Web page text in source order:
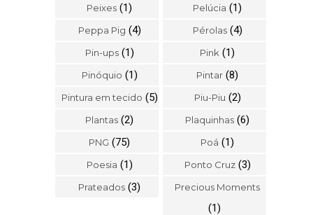
Peixes (1) Pelúcia (1)
Peppa Pig (4) Pérolas (4)
Pin-ups (1) Pink (1)
Pinóquio (1) Pintar (8)
Pintura em tecido (5) Piu-Piu (2)
Plantas (2) Plaquinhas (6)
PNG (75) Poá (1)
Poesia (1) Ponto Cruz (3)
Prateados (3) Precious Moments
(1)